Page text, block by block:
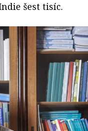
šest tisíc.